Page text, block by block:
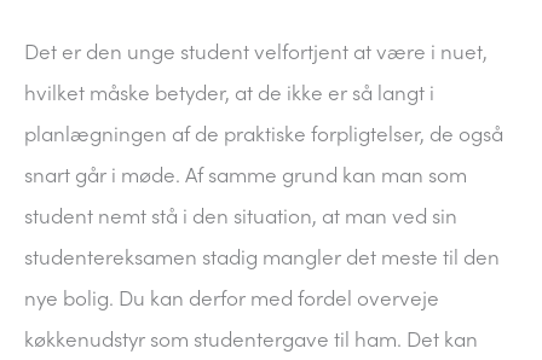
Det er den unge student velfortjent at være i nuet,
hvilket måske betyder, at de ikke er så langt i
planlægningen af de praktiske forpligtelser, de også
snart går i møde. Af samme grund kan man som
student nemt stå i den situation, at man ved sin
studentereksamen stadig mangler det meste til den
nye bolig. Du kan derfor med fordel overveje
køkkenudstyr som studentergave til ham. Det kan